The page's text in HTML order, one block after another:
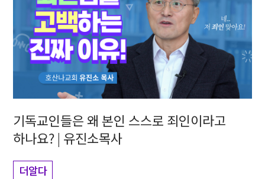
기독교인들은 왜 본인 스스로 죄인이라고
하나요? | 유진소목사
더알다